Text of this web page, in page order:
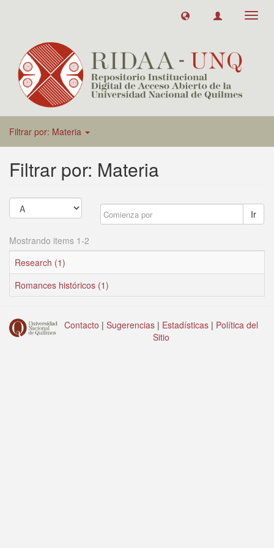
Filtrar por: Materia
Filtrar por: Materia
Ir
Mostrando items 1-2
Research (1)
Romances históricos (1)
Contacto | Sugerencias | Estadísticas | Política del
Sitio